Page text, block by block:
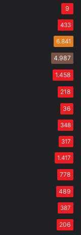
9
433
6.841
4.987
1.458
218
36
348
317
1.417
778
489
387
206